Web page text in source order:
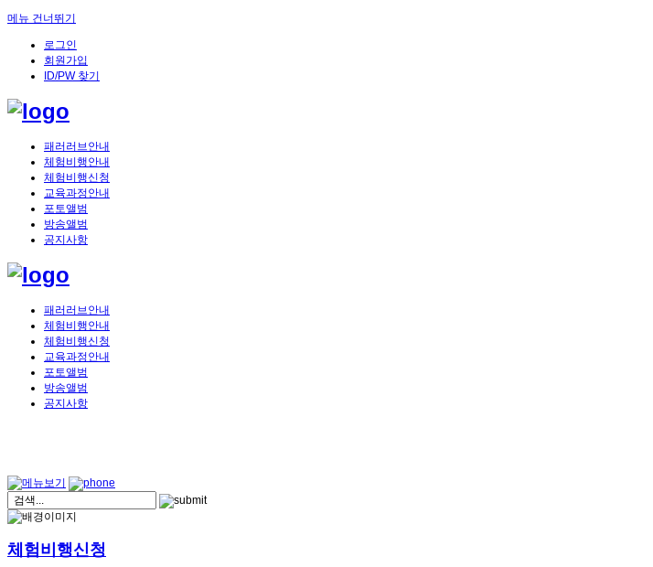
메뉴 건너뛰기
로그인
회원가입
ID/PW 찾기
패러러브안내
체험비행안내
체험비행신청
교육과정안내
포토앨범
방송앨범
공지사항
패러러브안내
체험비행안내
체험비행신청
교육과정안내
포토앨범
방송앨범
공지사항
체험비행신청